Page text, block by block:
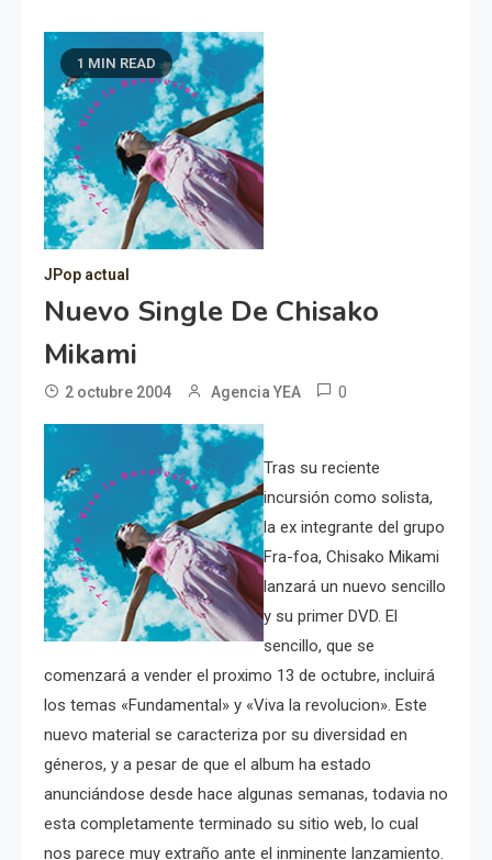
1 MIN READ
JPop actual
Nuevo Single De Chisako
Mikami
2 octubre 2004 Agencia YEA 0
Tras su reciente
incursión como solista,
la ex integrante del grupo
Fra-foa, Chisako Mikami
lanzará un nuevo sencillo
y su primer DVD. El
sencillo, que se
comenzará a vender el proximo 13 de octubre, incluirá
los temas «Fundamental» y «Viva la revolucion». Este
nuevo material se caracteriza por su diversidad en
géneros, y a pesar de que el album ha estado
anunciándose desde hace algunas semanas, todavia no
esta completamente terminado su sitio web, lo cual
nos parece muy extraño ante el inminente lanzamiento.